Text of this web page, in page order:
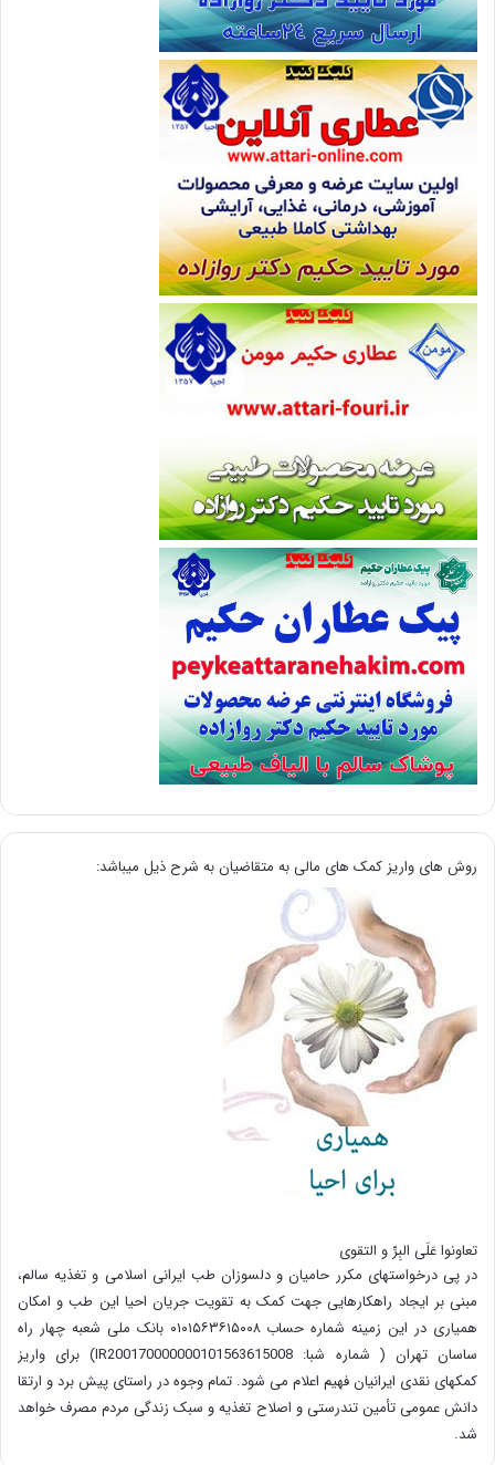
روش های واریز کمک های مالی به متقاضیان به شرح ذیل میباشد:
تعاونوا عَلَی البِرِّ و التقوی
در پی درخواستهای مکرر حامیان و دلسوزان طب ایرانی اسلامی و تغذیه سالم،
مبنی بر ایجاد راهکارهایی جهت کمک به تقویت جریان احیا این طب و امکان
همیاری در این زمینه شماره حساب ۰۱۰۱۵۶۳۶۱۵۰۰۸ بانک ملی شعبه چهار راه
ساسان تهران ( شماره شبا: IR200170000000101563615008) برای واریز
کمکهای نقدی ایرانیان فهیم اعلام می شود. تمام وجوه در راستای پیش برد و ارتقا
دانش عمومی تأمین تندرستی و اصلاح تغذیه و سبک زندگی مردم مصرف خواهد
شد.